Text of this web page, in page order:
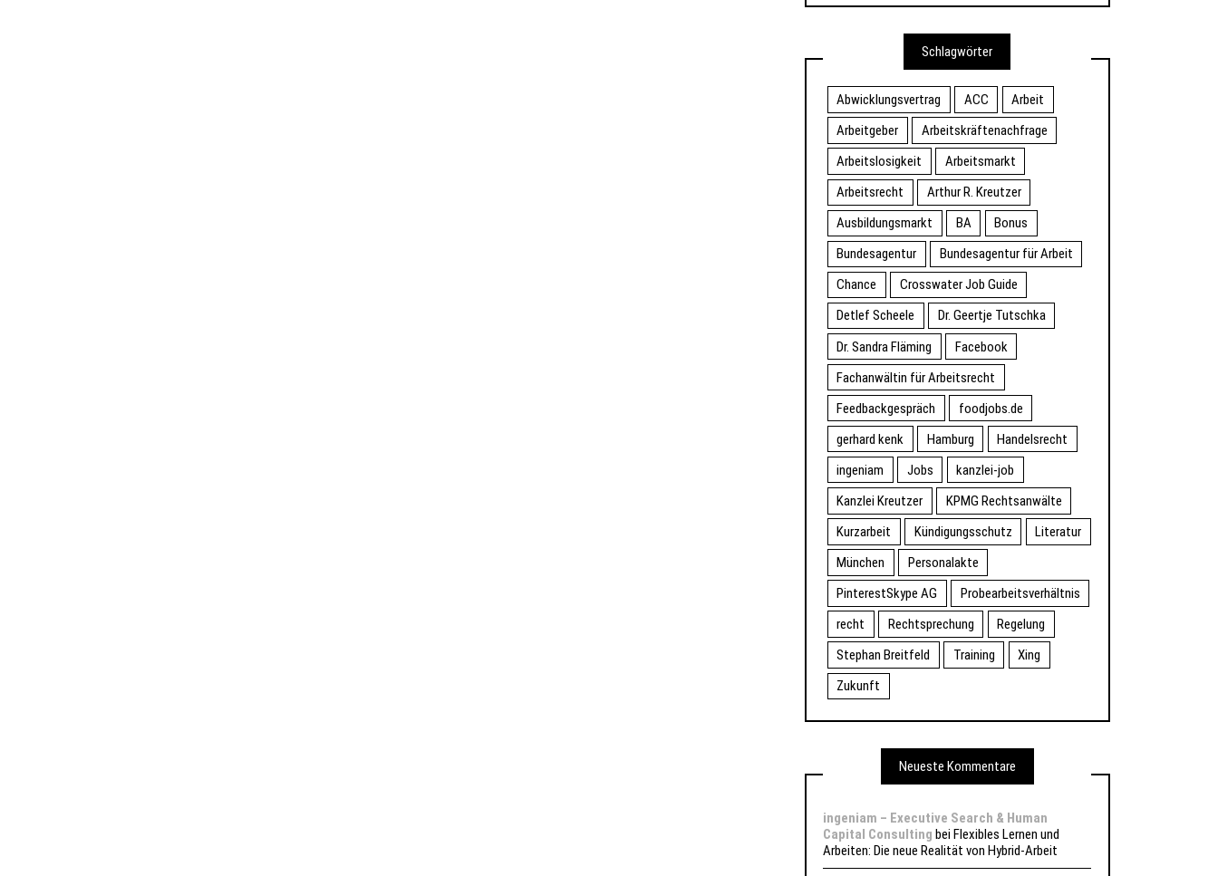
Schlagwörter
Abwicklungsvertrag ACC
Arbeit
Arbeitgeber
Arbeitskräftenachfrage
Arbeitslosigkeit
Arbeitsmarkt
Arbeitsrecht
Arthur R. Kreutzer
Ausbildungsmarkt
BA
Bonus
Bundesagentur
Bundesagentur für Arbeit
Chance
Crosswater Job Guide
Detlef Scheele
Dr. Geertje Tutschka
Dr. Sandra Fläming
Facebook
Fachanwältin für Arbeitsrecht
Feedbackgespräch
foodjobs.de
gerhard kenk
Hamburg
Handelsrecht
ingeniam
Jobs
kanzlei-job
Kanzlei Kreutzer
KPMG Rechtsanwälte
Kurzarbeit
Kündigungsschutz
Literatur
München
Personalakte
PinterestSkype AG
Probearbeitsverhältnis
recht
Rechtsprechung
Regelung
Stephan Breitfeld
Training
Xing
Zukunft
Neueste Kommentare
ingeniam – Executive Search & Human
Capital Consulting bei Flexibles Lernen und
Arbeiten: Die neue Realität von Hybrid-Arbeit